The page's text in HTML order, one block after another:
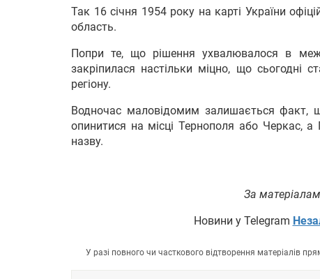
Так 16 січня 1954 року на карті України
область.
Попри те, що рішення ухвалювалося в
закріпилася настільки міцно, що сьогодні
регіону.
Водночас маловідомим залишається факт,
опинитися на місці Тернополя або Черкас, а
назву.
За
Новини у Telegram
У разі повного чи часткового відтворення матеріалів